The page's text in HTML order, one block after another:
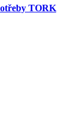
TORK